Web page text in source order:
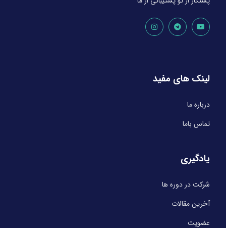
لینک های مفید
درباره ما
تماس باما
یادگیری
شرکت در دوره ها
آخرین مقالات
عضویت